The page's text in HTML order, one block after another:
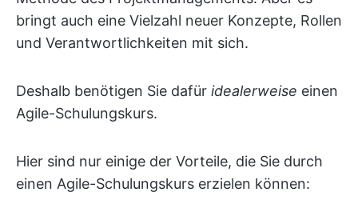
bringt auch eine Vielzahl neuer Konzepte, Rollen
und Verantwortlichkeiten mit sich.
Deshalb benötigen Sie dafür idealerweise einen
Agile-Schulungskurs.
Hier sind nur einige der Vorteile, die Sie durch
einen Agile-Schulungskurs erzielen können: